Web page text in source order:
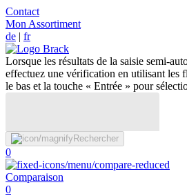
Contact
Mon Assortiment
de | fr
Lorsque les résultats de la saisie semi-
effectuez une vérification en utilisant les
le bas et la touche « Entrée » pour
Rechercher
0
Comparaison
0